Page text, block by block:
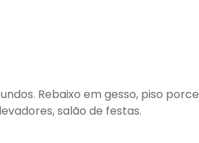
Rebaixo em gesso, piso
salão de festas.